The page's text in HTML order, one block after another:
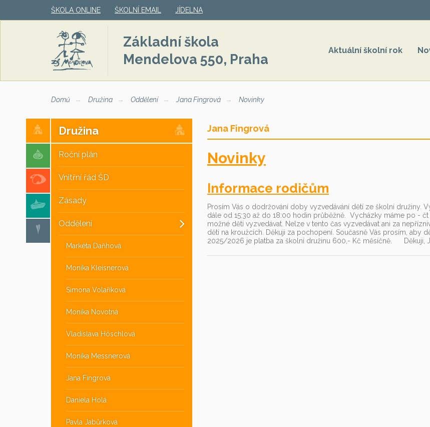
ŠKOLA ONLINE ŠKOLNÍ EMAIL JÍDELNA
Základní škola
Mendelova 550, Praha
Aktuální školní rok
Domů Družina Oddělení Jana Fingrová Novinky
Družina
Roční plán
Vnitřní řád ŠD
Zásady
Oddělení
Markéta Daňhová
Monika Kleisnerová
Simona Volaříková
Monika Novotná
Vladislava Höschlová
Monika Messnerová
Jana Fingrová
Daniela Holá
Pavla Jabůrková
Jana Fingrová
Novinky
Informace rodičům
Prosím Vás o dodržování doby vyzvedávání dětí ze školní družiny.
dále od 15:30 až do 18:00 hodin průběžně. Vycházky máme po -
možné děti vyzvedávat. Nelze v tento čas vyzvedávat ani za
děti na kroužcích. Děkuji za pochopení. Současně Vás prosím, aby
2025/2026 je platba za školní družinu 600,- Kč měsíčně. Děkuji,